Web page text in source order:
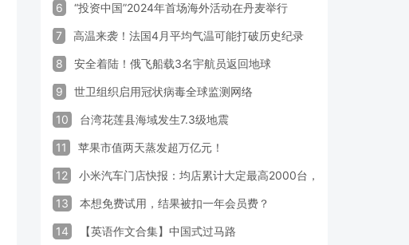
6 “投资中国”2024年首场海外活动在丹麦举行
7 高温来袭！法国4月平均气温可能打破历史纪录
8 安全着陆！俄飞船载3名宇航员返回地球
9 世卫组织启用冠状病毒全球监测网络
10 台湾花莲县海域发生7.3级地震
11 苹果市值两天蒸发超万亿元！
12 小米汽车门店快报：均店累计大定最高2000台，锁单率最高达
13 本想免费试用，结果被扣一年会员费？
14 【英语作文合集】中国式过马路